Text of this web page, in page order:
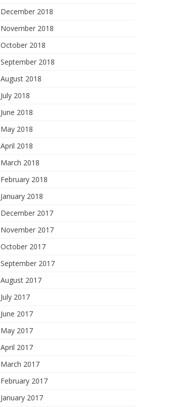
December 2018
November 2018
October 2018
September 2018
August 2018
July 2018
June 2018
May 2018
April 2018
March 2018
February 2018
January 2018
December 2017
November 2017
October 2017
September 2017
August 2017
July 2017
June 2017
May 2017
April 2017
March 2017
February 2017
January 2017